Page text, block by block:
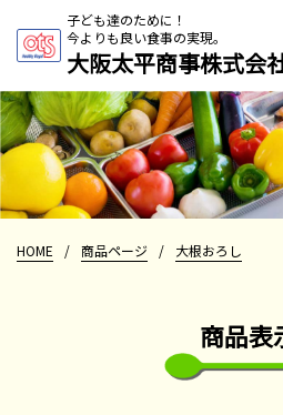
子ども達のために！
今よりも良い食事の実現。
大阪太平商事株式会
HOME / 商品ページ / 大根おろし
商品表